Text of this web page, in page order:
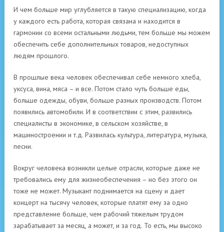
И чем больше мир углубляется в такую специализацию, когда
у каждого есть работа, которая связана и находится в
гармонии со всеми остальными людьми, тем больше мы можем
обеспечить себе дополнительных товаров, недоступных
людям прошлого.
В прошлые века человек обеспечивал себе немного хлеба,
уксуса, вина, мяса – и все. Потом стало чуть больше еды,
больше одежды, обуви, больше разных производств. Потом
появились автомобили. И в соответствии с этим, развились
специалисты в экономике, в сельском хозяйстве, в
машиностроении и т.д. Развилась культура, литература, музыка,
песни.
Вокруг человека возникли целые отрасли, которые даже не
требовались ему для жизнеобеспечения – но без этого он
тоже не может. Музыкант поднимается на сцену и дает
концерт на тысячу человек, которые платят ему за одно
представление больше, чем рабочий тяжелым трудом
зарабатывает за месяц, а может, и за год. То есть, мы высоко